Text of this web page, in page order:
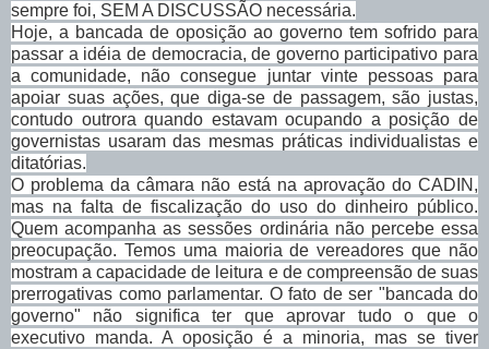
sempre foi, SEM A DISCUSSÃO necessária.
Hoje, a bancada de oposição ao governo tem sofrido para
passar a idéia de democracia, de governo participativo para
a comunidade, não consegue juntar vinte pessoas para
apoiar suas ações, que diga-se de passagem, são justas,
contudo outrora quando estavam ocupando a posição de
governistas usaram das mesmas práticas individualistas e
ditatórias.
O problema da câmara não está na aprovação do CADIN,
mas na falta de fiscalização do uso do dinheiro público.
Quem acompanha as sessões ordinária não percebe essa
preocupação. Temos uma maioria de vereadores que não
mostram a capacidade de leitura e de compreensão de suas
prerrogativas como parlamentar. O fato de ser "bancada do
governo" não significa ter que aprovar tudo o que o
executivo manda. A oposição é a minoria, mas se tiver